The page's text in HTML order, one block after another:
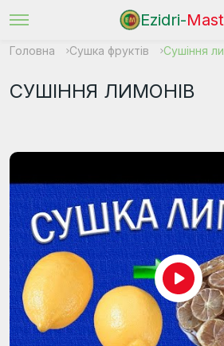
Ezidri-
Головна Сушка фруктів Сушіння
СУШІННЯ ЛИМОНІВ